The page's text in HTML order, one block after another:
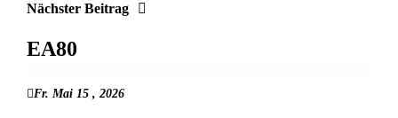
Nächster Beitrag
EA80
Fr. Mai 15 , 2026